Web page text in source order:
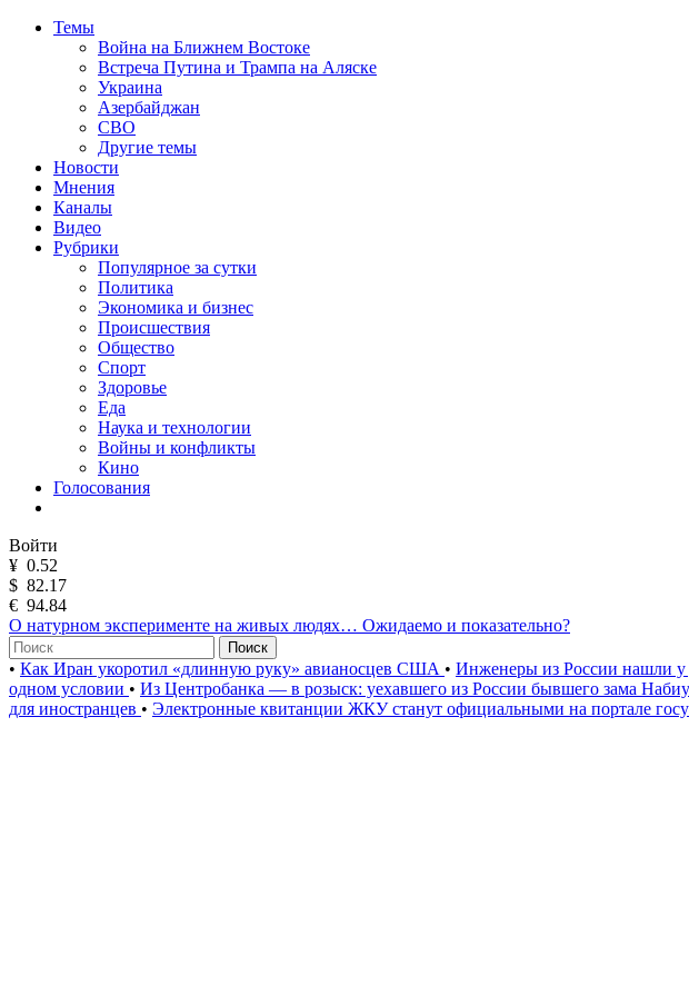
Темы
Война на Ближнем Востоке
Встреча Путина и Трампа на Аляске
Украина
Азербайджан
СВО
Другие темы
Новости
Мнения
Каналы
Видео
Рубрики
Популярное за сутки
Политика
Экономика и бизнес
Происшествия
Общество
Спорт
Здоровье
Еда
Наука и технологии
Войны и конфликты
Кино
Голосования
Войти
¥ 0.52
$ 82.17
€ 94.84
О натурном эксперименте на живых людях… Ожидаемо и показательно?
Поиск
• Как Иран укоротил «длинную руку» авианосцев США • Инженеры из России нашли
одном условии • Из Центробанка — в розыск: уехавшего из России бывшего зама
для иностранцев • Электронные квитанции ЖКУ станут официальными на портале